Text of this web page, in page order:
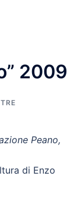
2009
Peano,
di Enzo